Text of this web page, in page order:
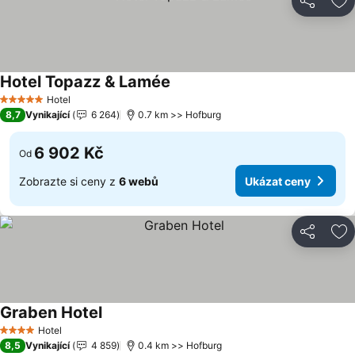
Sdílet
5 Počet hvězdiček
Hotel
Hotel Topazz & Lamée
8,7 Vynikající 6 264 0.7 km >> Hofburg
Od 6 902 Kč
Zobrazte si ceny z 6 webů Ukázat ceny
Sdílet
4 Počet hvězdiček
Hotel
Graben HotelUkázat ceny
8,5 Vynikající 4 859 0.4 km >> Hofburg